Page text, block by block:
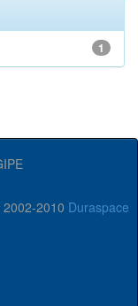
1
2010 Duraspace